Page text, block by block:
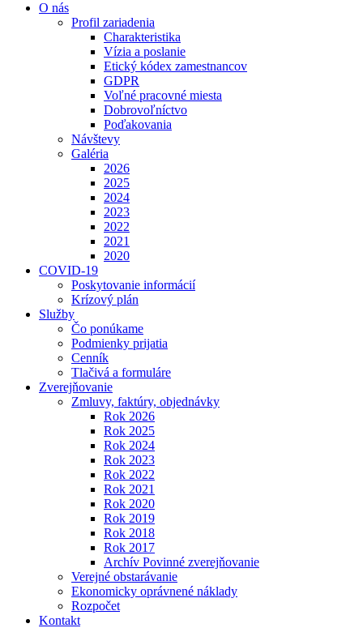
O nás
Profil zariadenia
Charakteristika
Vízia a poslanie
Etický kódex zamestnancov
GDPR
Voľné pracovné miesta
Dobrovoľníctvo
Poďakovania
Návštevy
Galéria
2026
2025
2024
2023
2022
2021
2020
COVID-19
Poskytovanie informácií
Krízový plán
Služby
Čo ponúkame
Podmienky prijatia
Cenník
Tlačivá a formuláre
Zverejňovanie
Zmluvy, faktúry, objednávky
Rok 2026
Rok 2025
Rok 2024
Rok 2023
Rok 2022
Rok 2021
Rok 2020
Rok 2019
Rok 2018
Rok 2017
Archív Povinné zverejňovanie
Verejné obstarávanie
Ekonomicky oprávnené náklady
Rozpočet
Kontakt